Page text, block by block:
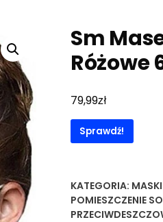
Sm
Różowe
79,99zł
Sprawdź!
KATEGORIA:
POMIESZCZENIE